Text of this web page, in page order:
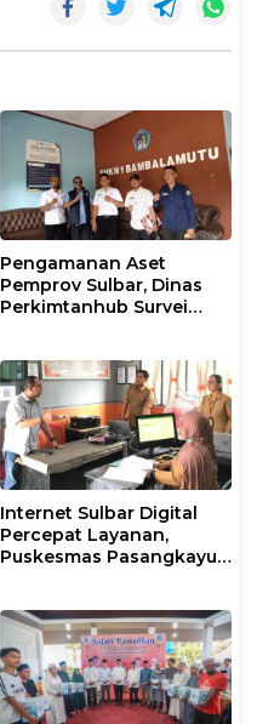
Pengamanan Aset
Pemprov Sulbar, Dinas
Perkimtanhub Survei
Internet Sulbar Digital
Percepat Layanan,
Puskesmas Pasangkayu